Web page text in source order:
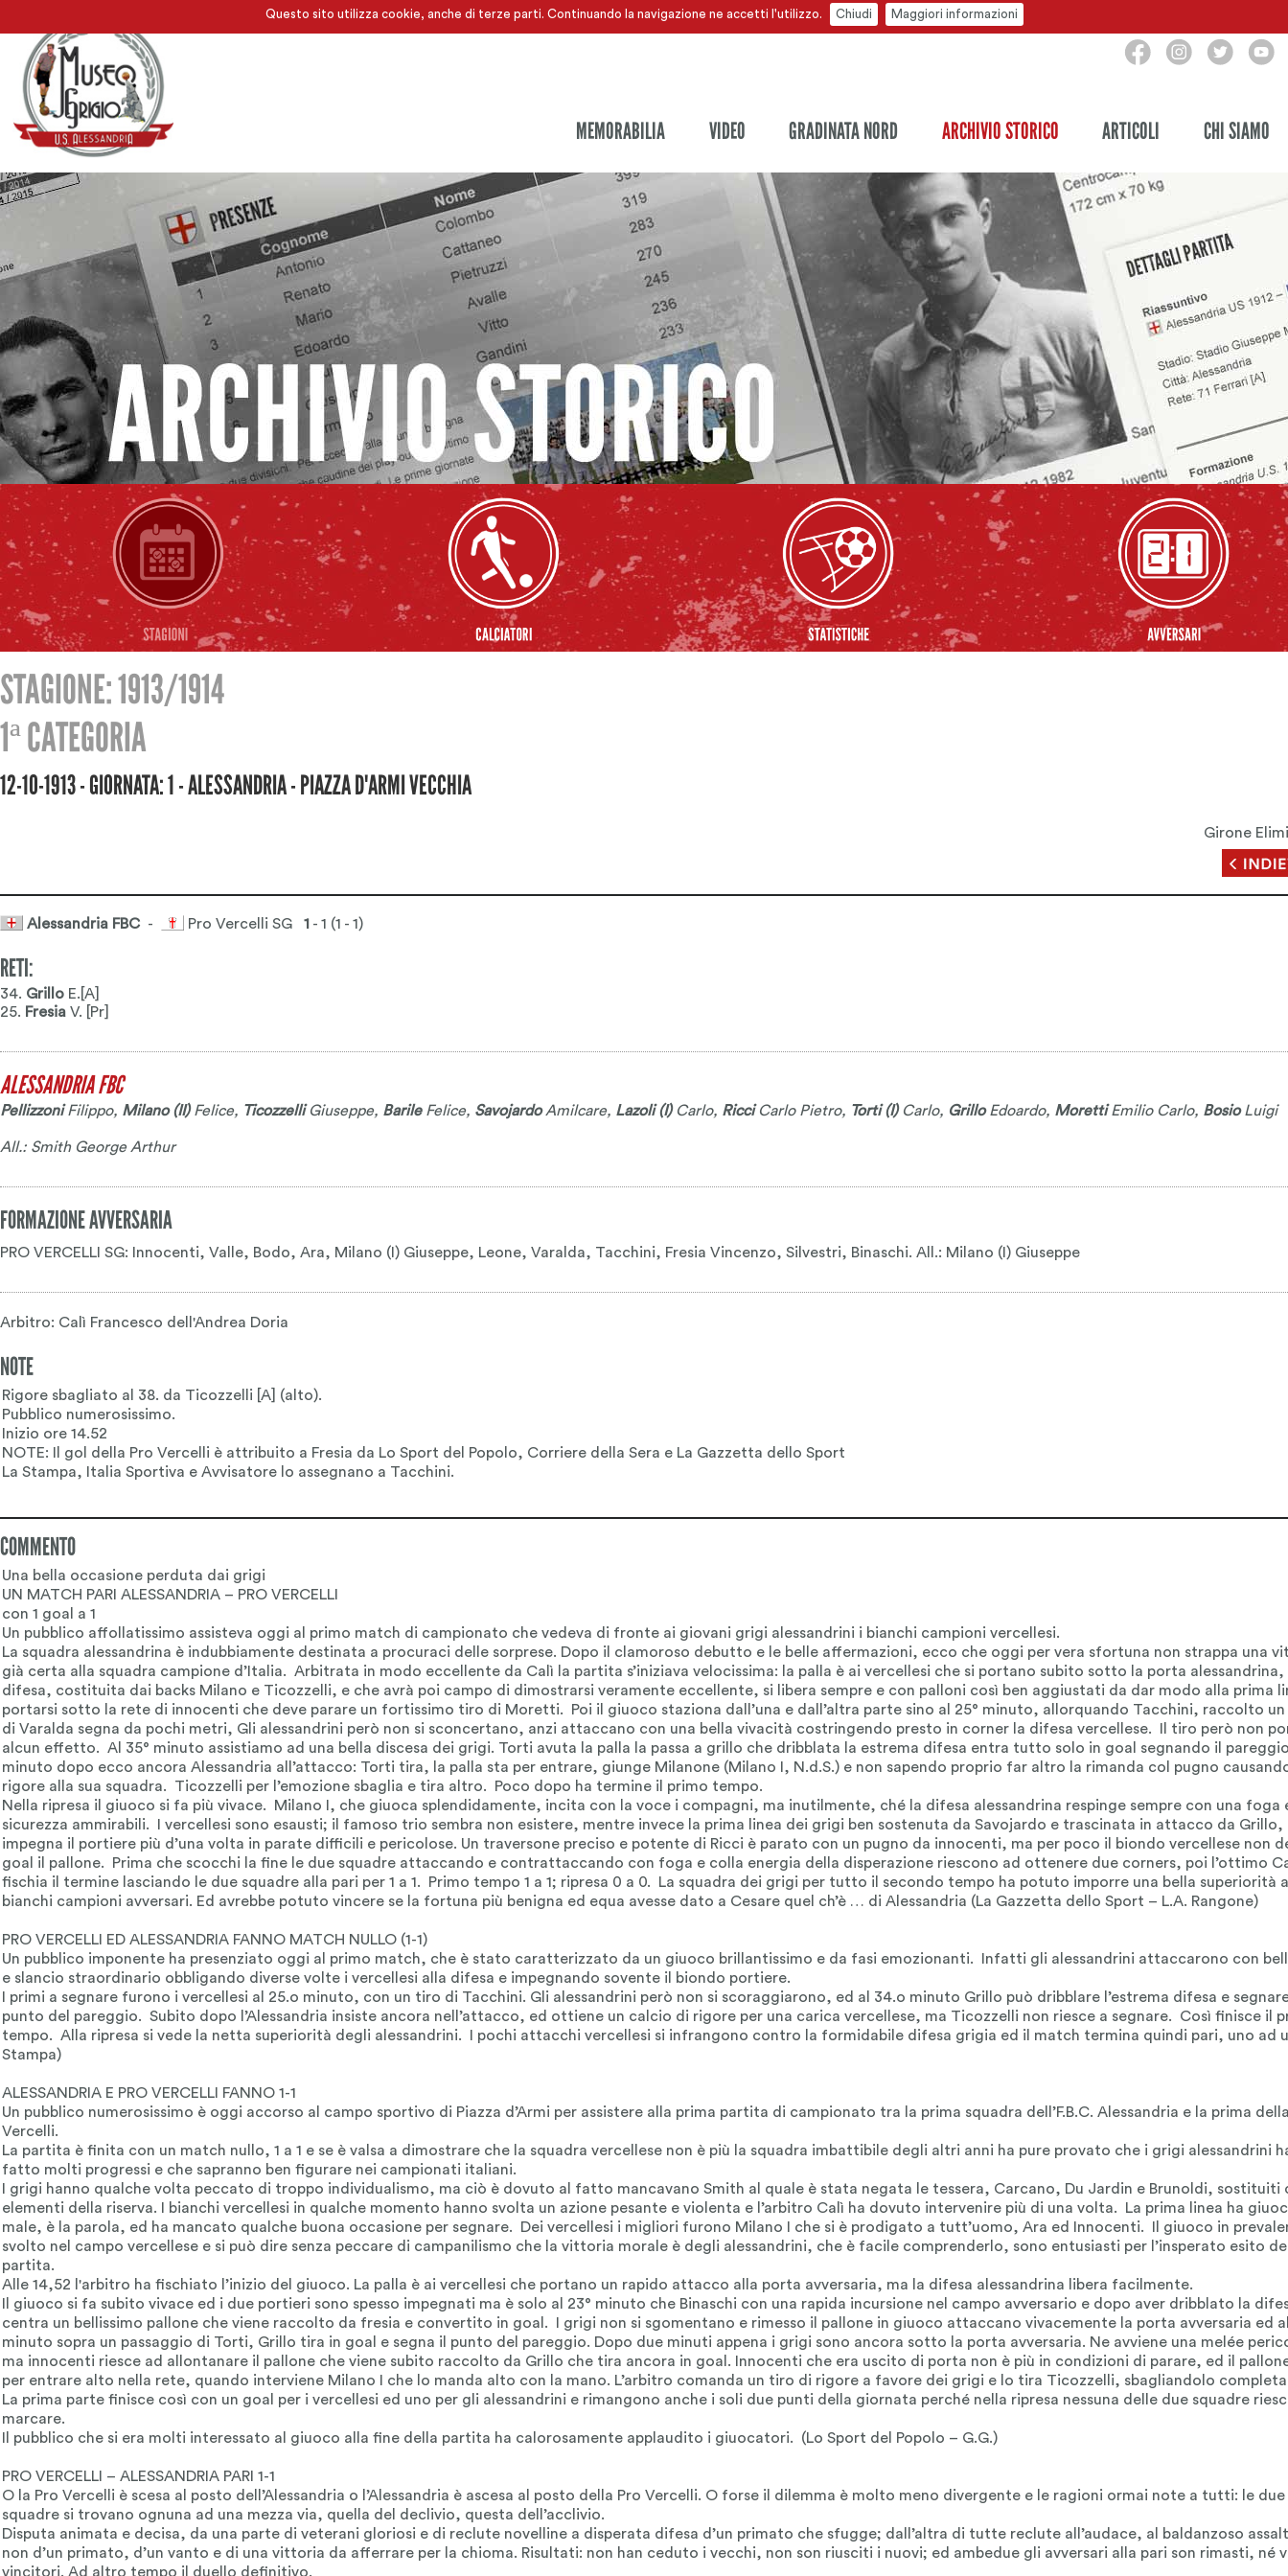
Questo sito utilizza cookie, anche di terze parti. Continuando la navigazione ne accetti l'utilizzo. Chiudi Maggiori informazioni
MEMORABILIA VIDEO GRADINATA NORD ARCHIVIO STORICO ARTICOLI CHI SIAMO
STAGIONE: 1913/1914
1ª CATEGORIA
12-10-1913 - GIORNATA: 1 - ALESSANDRIA - PIAZZA D'ARMI VECCHIA
Girone
Alessandria FBC - Pro Vercelli SG 1 - 1 (1 - 1)
RETI:
34. Grillo E.[A]
25. Fresia V. [Pr]
ALESSANDRIA FBC
PellizzoniFilippo, Milano (II)Felice, TicozzelliGiuseppe, BarileFelice, SavojardoAmilcare, Lazoli (I)Carlo, RicciCarlo Pietro, Torti (I)Carlo, GrilloEdoardo, MorettiEmilio Carlo, BosioLuigi
All.: Smith George Arthur
FORMAZIONE AVVERSARIA
PRO VERCELLI SG: Innocenti, Valle, Bodo, Ara, Milano (I) Giuseppe, Leone, Varalda, Tacchini, Fresia Vincenzo, Silvestri, Binaschi. All.: Milano (I) Giuseppe
Arbitro: Calì Francesco dell'Andrea Doria
NOTE
COMMENTO